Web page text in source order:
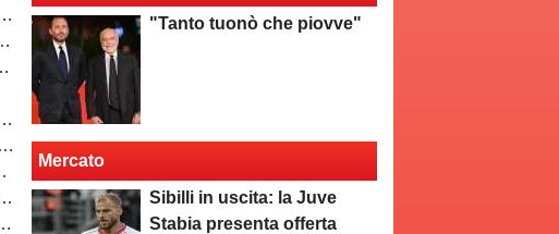
"Tanto tuonò che piovve"
Mercato
Sibilli in uscita: la Juve
Stabia presenta offerta